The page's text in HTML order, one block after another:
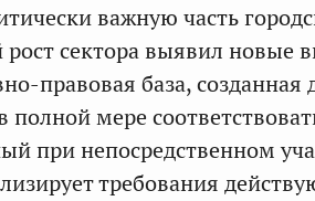
важную часть
сектора выявил новые
правовая база, созданная
мере
при непосредственном
требования